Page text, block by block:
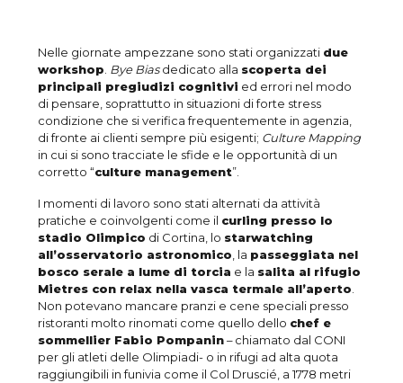
Nelle giornate ampezzane sono stati organizzati due
workshop. Bye Biasdedicato alla scoperta dei
principali pregiudizi cognitivi ed errori nel modo
di pensare, soprattutto in situazioni di forte stress
condizione che si verifica frequentemente in agenzia,
di fronte ai clienti sempre più esigenti; Culture Mapping
in cui si sono tracciate le sfide e le opportunità di un
corretto “culture management”.
I momenti di lavoro sono stati alternati da attività
pratiche e coinvolgenti come il curling presso lo
stadio Olimpico di Cortina, lo starwatching
all’osservatorio astronomico, la passeggiata nel
bosco serale a lume di torcia e la salita al rifugio
Mietres con relax nella vasca termale all’aperto.
Non potevano mancare pranzi e cene speciali presso
ristoranti molto rinomati come quello dello chef e
sommellier Fabio Pompanin– chiamato dal CONI
per gli atleti delle Olimpiadi- o in rifugi ad alta quota
raggiungibili in funivia come il Col Druscié, a 1778 metri